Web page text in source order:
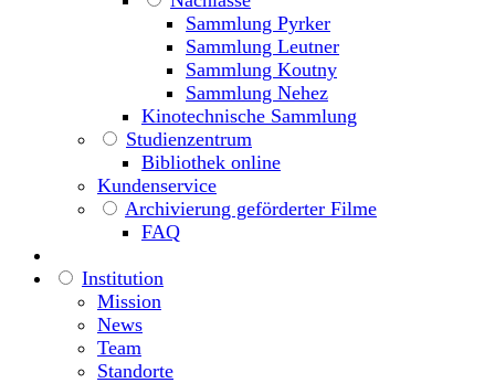
Sammlung Pyrker
Sammlung Leutner
Sammlung Koutny
Sammlung Nehez
Kinotechnische Sammlung
Studienzentrum
Bibliothek online
Kundenservice
Archivierung geförderter Filme
FAQ
Institution
Mission
News
Team
Standorte